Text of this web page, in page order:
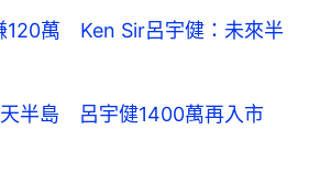
120萬 Ken Sir呂宇健：未來半
天半島 呂宇健1400萬再入市